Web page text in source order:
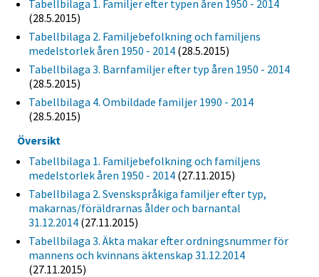
Tabellbilaga 1. Familjer efter typen åren 1950 - 2014
(28.5.2015)
Tabellbilaga 2. Familjebefolkning och familjens
medelstorlek åren 1950 - 2014 (28.5.2015)
Tabellbilaga 3. Barnfamiljer efter typ åren 1950 - 2014
(28.5.2015)
Tabellbilaga 4. Ombildade familjer 1990 - 2014
(28.5.2015)
Översikt
Tabellbilaga 1. Familjebefolkning och familjens
medelstorlek åren 1950 - 2014 (27.11.2015)
Tabellbilaga 2. Svenskspråkiga familjer efter typ,
makarnas/föräldrarnas ålder och barnantal
31.12.2014 (27.11.2015)
Tabellbilaga 3. Äkta makar efter ordningsnummer för
mannens och kvinnans äktenskap 31.12.2014
(27.11.2015)